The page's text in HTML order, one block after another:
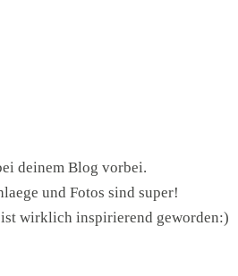
deinem Blog vorbei.
und Fotos sind super!
wirklich inspirierend geworden:)